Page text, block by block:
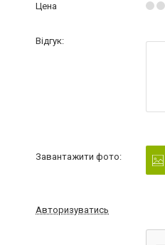
Цена
Відгук:
Завантажити фото:
Авторизуватись